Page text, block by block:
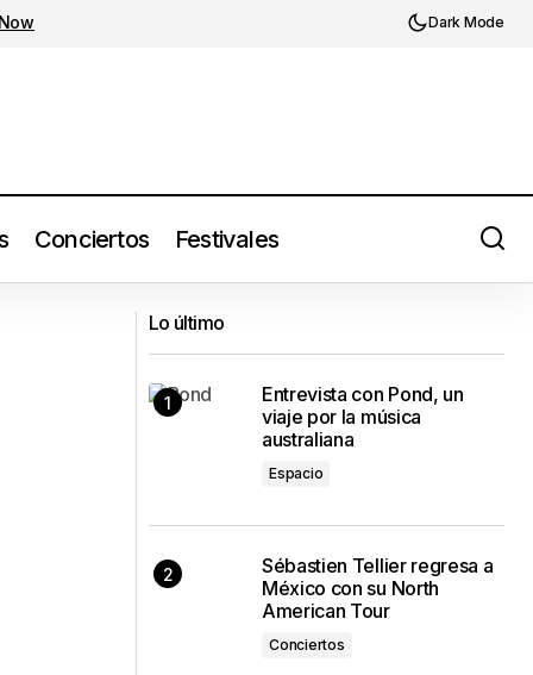
Dark Mode
Conciertos Festivales
domingo sin bajón
Lo último
Entrevista con Pond, un
viaje por la música
australiana
Espacio
Sébastien Tellier regresa a
México con su North
American Tour
Conciertos